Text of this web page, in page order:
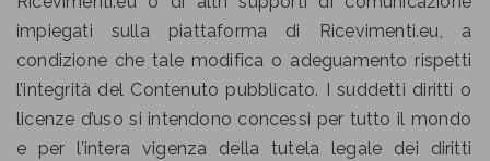
impiegati sulla piattaforma di Ricevimenti.eu, a
condizione che tale modifica o adeguamento rispetti
l’integrità del Contenuto pubblicato. I suddetti diritti o
licenze d’uso si intendono concessi per tutto il mondo
e per l’intera vigenza della tutela legale dei diritti